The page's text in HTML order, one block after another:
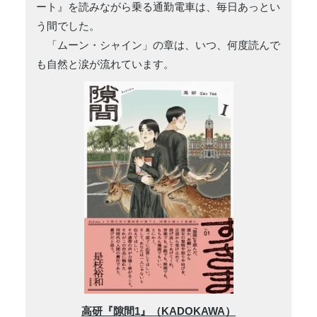
ート』を読みながら乗る通勤電車は、毎日あっとい
う間でした。
「ムーン・シャイン」の章は、いつ、何度読んで
も自然と涙が流れています。
高研『隙間1』（KADOKAWA）